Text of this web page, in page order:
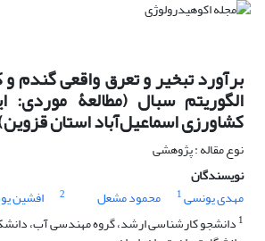
برآورد تبخیر و تعرق واقعی گندم و
الگوریتم سبال (مطالعۀ موردی:
کشاورزی اسماعیل‌آباد استان
نوع مقاله : پژوهشی
نویسندگان
مهدی یونسی1 محمود مشعل 2 افشین
1 دانشجو کارشناسی ارشد، گروه مهندسی آب،